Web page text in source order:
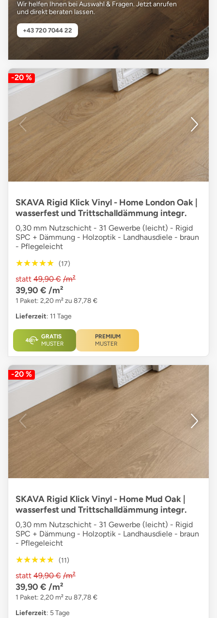
Wir helfen Ihnen bei Auswahl & Fragen. Jetzt anrufen
und direkt beraten lassen.
+43 720 7044 22
-20 %
SKAVA Rigid Klick Vinyl - Home London Oak |
wasserfest und Trittschalldämmung integr.
0,30 mm Nutzschicht - 31 Gewerbe (leicht) - Rigid
SPC + Dämmung - Holzoptik - Landhausdiele - braun
- Pflegeleicht
★★★★★
★★★★★ (17)
statt 49,90 € /m²
39,90 € /m²
1 Paket: 2,20 m² zu 87,78 €
Lieferzeit: 11 Tage
GRATIS
MUSTER
PREMIUM
MUSTER
-20 %
SKAVA Rigid Klick Vinyl - Home Mud Oak |
wasserfest und Trittschalldämmung integr.
0,30 mm Nutzschicht - 31 Gewerbe (leicht) - Rigid
SPC + Dämmung - Holzoptik - Landhausdiele - braun
- Pflegeleicht
★★★★★
★★★★★ (11)
statt 49,90 € /m²
39,90 € /m²
1 Paket: 2,20 m² zu 87,78 €
Lieferzeit: 5 Tage